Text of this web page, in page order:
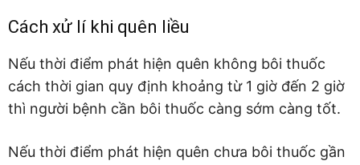
Cách xử lí khi quên liều
Nếu thời điểm phát hiện quên không bôi thuốc
cách thời gian quy định khoảng từ 1 giờ đến 2 giờ
thì người bệnh cần bôi thuốc càng sớm càng tốt.
Nếu thời điểm phát hiện quên chưa bôi thuốc gần